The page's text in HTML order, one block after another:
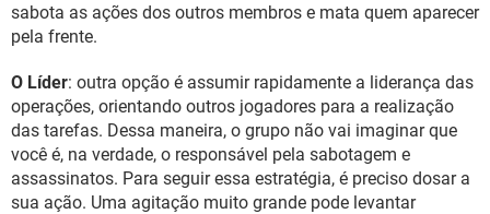
sabota as ações dos outros membros e mata quem aparecer
pela frente.
O Líder: outra opção é assumir rapidamente a liderança das
operações, orientando outros jogadores para a realização
das tarefas. Dessa maneira, o grupo não vai imaginar que
você é, na verdade, o responsável pela sabotagem e
assassinatos. Para seguir essa estratégia, é preciso dosar a
sua ação. Uma agitação muito grande pode levantar